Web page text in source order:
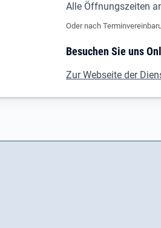
Alle Öffnungszeiten
Oder nach
Besuchen Sie uns
Zur Webseite der